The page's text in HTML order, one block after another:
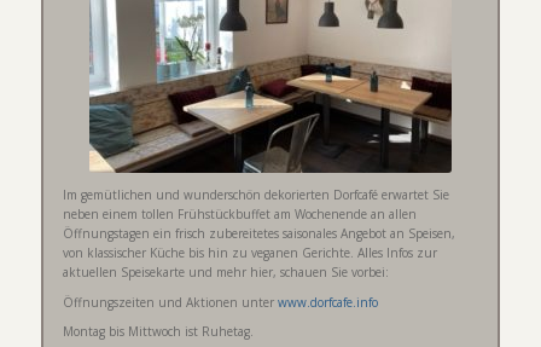
Im gemütlichen und wunderschön dekorierten Dorfcafé erwartet Sie
neben einem tollen Frühstückbuffet am Wochenende an allen
Öffnungstagen ein frisch zubereitetes saisonales Angebot an Speisen,
von klassischer Küche bis hin zu veganen Gerichte. Alles Infos zur
aktuellen Speisekarte und mehr hier, schauen Sie vorbei:
Öffnungszeiten und Aktionen unter www.dorfcafe.info
Montag bis Mittwoch ist Ruhetag.